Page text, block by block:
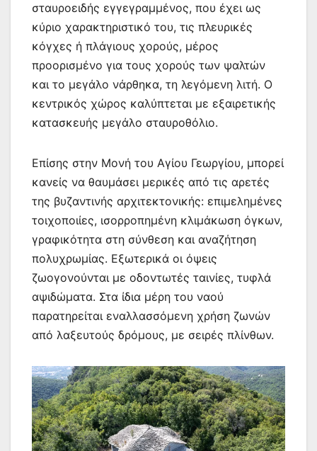
σταυροειδής εγγεγραμμένος, που έχει ως
κύριο χαρακτηριστικό του, τις πλευρικές
κόγχες ή πλάγιους χορούς, μέρος
προορισμένο για τους χορούς των ψαλτών
και το μεγάλο νάρθηκα, τη λεγόμενη λιτή. Ο
κεντρικός χώρος καλύπτεται με εξαιρετικής
κατασκευής μεγάλο σταυροθόλιο.
Επίσης στην Μονή του Αγίου Γεωργίου, μπορεί
κανείς να θαυμάσει μερικές από τις αρετές
της βυζαντινής αρχιτεκτονικής: επιμελημένες
τοιχοποιίες, ισορροπημένη κλιμάκωση όγκων,
γραφικότητα στη σύνθεση και αναζήτηση
πολυχρωμίας. Εξωτερικά οι όψεις
ζωογονούνται με οδοντωτές ταινίες, τυφλά
αψιδώματα. Στα ίδια μέρη του ναού
παρατηρείται εναλλασσόμενη χρήση ζωνών
από λαξευτούς δρόμους, με σειρές πλίνθων.